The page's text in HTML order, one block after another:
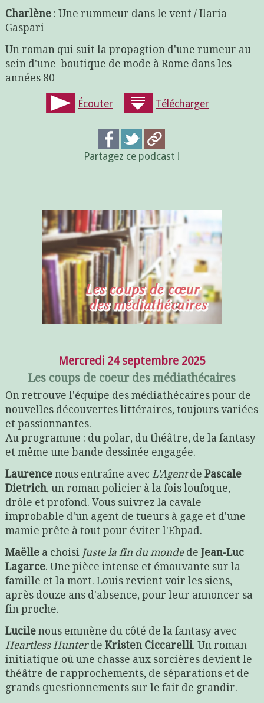
Charlène : Une rummeur dans le vent / Ilaria
Gaspari
Un roman qui suit la propagtion d'une rumeur au
sein d'une boutique de mode à Rome dans les
années 80
Écouter Télécharger
Partagez ce podcast !
Mercredi 24 septembre 2025
Les coups de coeur des médiathécaires
On retrouve l'équipe des médiathécaires pour de
nouvelles découvertes littéraires, toujours variées
et passionnantes.
Au programme : du polar, du théâtre, de la fantasy
et même une bande dessinée engagée.
Laurence nous entraîne avec L'Agentde Pascale
Dietrich, un roman policier à la fois loufoque,
drôle et profond. Vous suivrez la cavale
improbable d'un agent de tueurs à gage et d'une
mamie prête à tout pour éviter l'Ehpad.
Maëlle a choisi Juste la fin du mondede Jean-Luc
Lagarce. Une pièce intense et émouvante sur la
famille et la mort. Louis revient voir les siens,
après douze ans d'absence, pour leur annoncer sa
fin proche.
Lucilenous emmène du côté de la fantasy avec
Heartless Hunterde Kristen Ciccarelli. Un roman
initiatique où une chasse aux sorcières devient le
théâtre de rapprochements, de séparations et de
grands questionnements sur le fait de grandir.